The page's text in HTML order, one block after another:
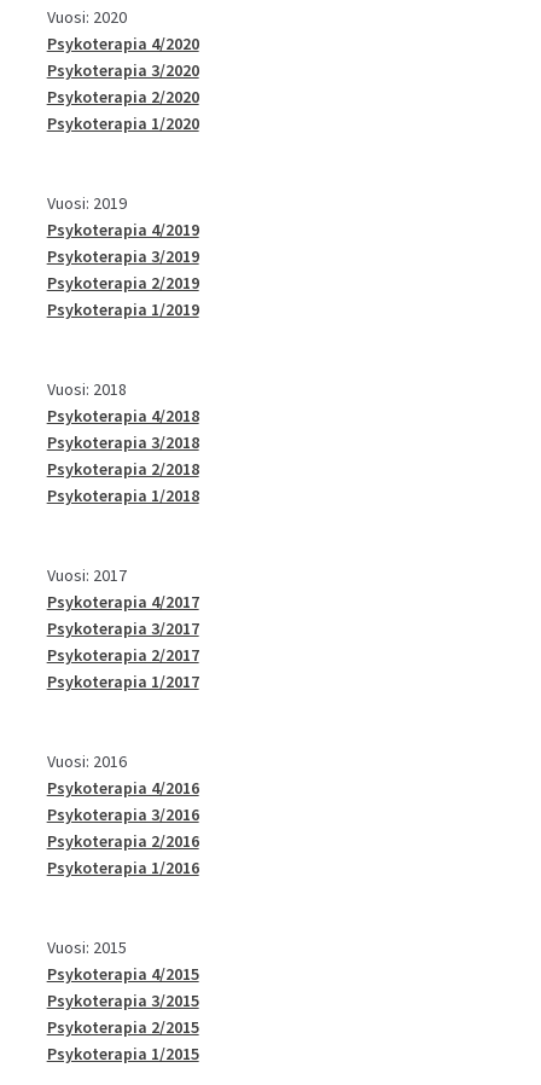
Vuosi: 2020
Psykoterapia 4/2020
Psykoterapia 3/2020
Psykoterapia 2/2020
Psykoterapia 1/2020
Vuosi: 2019
Psykoterapia 4/2019
Psykoterapia 3/2019
Psykoterapia 2/2019
Psykoterapia 1/2019
Vuosi: 2018
Psykoterapia 4/2018
Psykoterapia 3/2018
Psykoterapia 2/2018
Psykoterapia 1/2018
Vuosi: 2017
Psykoterapia 4/2017
Psykoterapia 3/2017
Psykoterapia 2/2017
Psykoterapia 1/2017
Vuosi: 2016
Psykoterapia 4/2016
Psykoterapia 3/2016
Psykoterapia 2/2016
Psykoterapia 1/2016
Vuosi: 2015
Psykoterapia 4/2015
Psykoterapia 3/2015
Psykoterapia 2/2015
Psykoterapia 1/2015